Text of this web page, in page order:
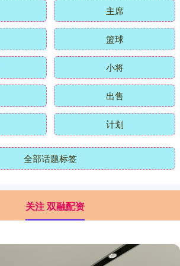
主席
篮球
小将
出售
计划
全部话题标签
关注 双融配资